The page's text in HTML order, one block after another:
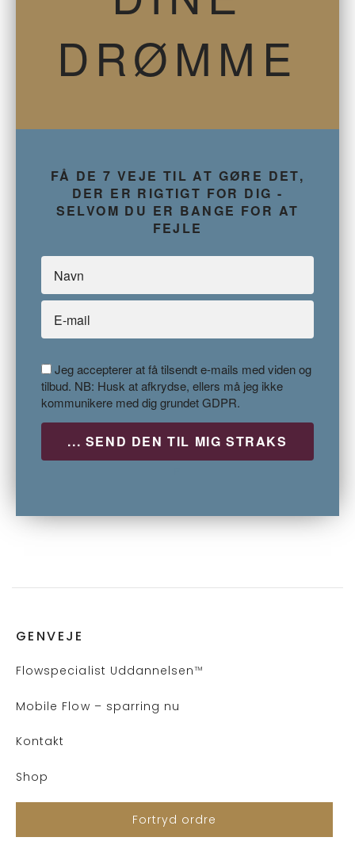
DRØMME
FÅ DE 7 VEJE TIL AT GØRE DET,
DER ER RIGTIGT FOR DIG -
SELVOM DU ER BANGE FOR AT
FEJLE
Jeg accepterer at få tilsendt e-mails med viden og
tilbud. NB: Husk at afkrydse, ellers må jeg ikke
kommunikere med dig grundet GDPR.
GENVEJE
Flowspecialist Uddannelsen™
Mobile Flow – sparring nu
Kontakt
Shop
Fortryd ordre